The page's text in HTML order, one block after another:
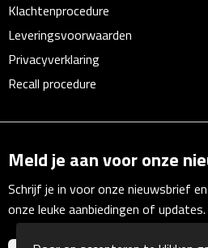
Barmatten
Naambadges & naamkaarthouders
Vlaggen
Bureau Toebehoren
Klachtenprocedure
Leveringsvoorwaarden
Privacyverklaring
Recall procedure
Meld je aan voor onze
Schrijf je in voor onze nieuwsbrief
onze leuke aanbiedingen of updates.